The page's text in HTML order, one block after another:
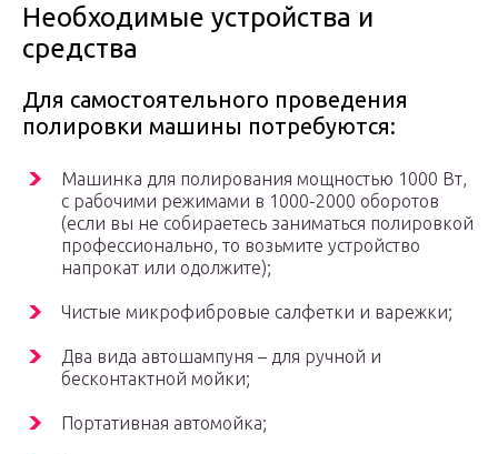
Необходимые устройства и
средства
Для самостоятельного проведения
полировки машины потребуются:
Машинка для полирования мощностью 1000 Вт,
с рабочими режимами в 1000-2000 оборотов
(если вы не собираетесь заниматься полировкой
профессионально, то возьмите устройство
напрокат или одолжите);
Чистые микрофибровые салфетки и варежки;
Два вида автошампуня – для ручной и
бесконтактной мойки;
Портативная автомойка;